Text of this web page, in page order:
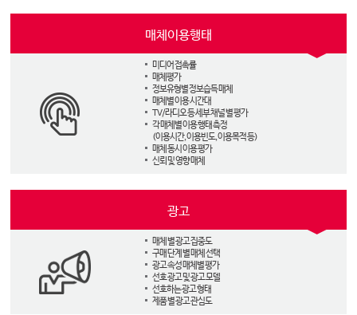
매체이용행태
미디어 접촉률
매체평가
정보유형별 정보습득 매체
매체별 이용 시간대
TV/라디오 등 세부 채널 별 평가
각 매체별 이용 행태 측정
(이용시간, 이용빈도, 이용목적 등)
매체 동시 이용 평가
신뢰 및 영향 매체
광고
매체 별 광고 집중도
구매 단계 별 매체 선택
광고 속성 매체별 평가
선호 광고 및 광고 모델
선호하는 광고 형태
제품 별 광고 관심도